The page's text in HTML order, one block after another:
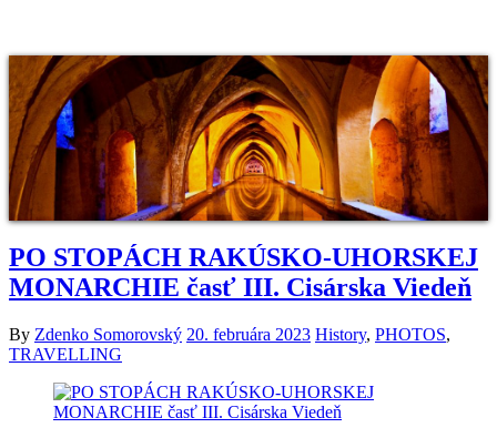
PO STOPÁCH RAKÚSKO-UHORSKEJ
MONARCHIE časť III. Cisárska Viedeň
By Zdenko Somorovský 20. februára 2023 History, PHOTOS,
TRAVELLING